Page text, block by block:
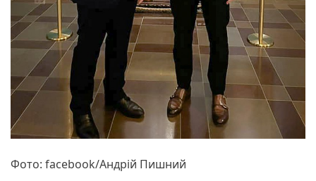
Фото: facebook/Андрій Пишний